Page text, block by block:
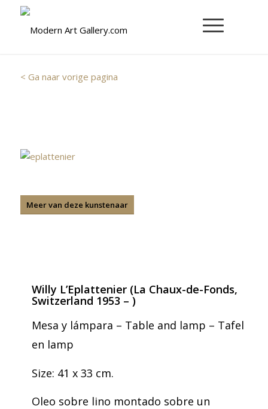
< Ga naar vorige pagina
Meer van deze kunstenaar
Willy L’Eplattenier (La Chaux-de-Fonds,
Switzerland 1953 – )
Mesa y lámpara – Table and lamp – Tafel
en lamp
Size: 41 x 33 cm.
Oleo sobre lino montado sobre un